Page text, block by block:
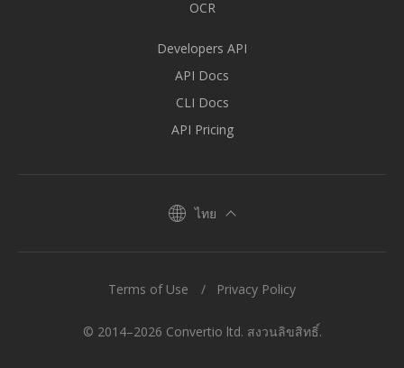
OCR
Developers API
API Docs
CLI Docs
API Pricing
ไทย
© 2014–2026 Convertio ltd. สงวนลิขสิทธิ์.
Terms of Use Privacy Policy